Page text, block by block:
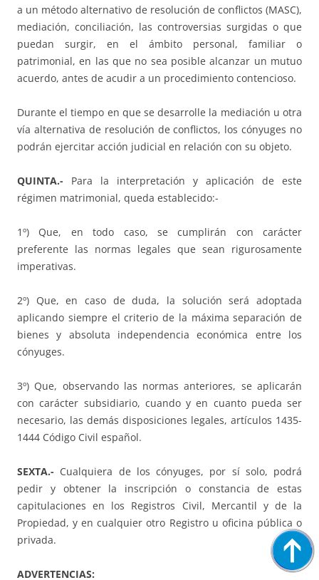
a un método alternativo de resolución de conflictos (MASC),
mediación, conciliación, las controversias surgidas o que
puedan surgir, en el ámbito personal, familiar o
patrimonial, en las que no sea posible alcanzar un mutuo
acuerdo, antes de acudir a un procedimiento contencioso.
Durante el tiempo en que se desarrolle la mediación u otra
vía alternativa de resolución de conflictos, los cónyuges no
podrán ejercitar acción judicial en relación con su objeto.
QUINTA.- Para la interpretación y aplicación de este
régimen matrimonial, queda establecido:-
1º) Que, en todo caso, se cumplirán con carácter
preferente las normas legales que sean rigurosamente
imperativas.
2º) Que, en caso de duda, la solución será adoptada
aplicando siempre el criterio de la máxima separación de
bienes y absoluta independencia económica entre los
cónyuges.
3º) Que, observando las normas anteriores, se aplicarán
con carácter subsidiario, cuando y en cuanto pueda ser
necesario, las demás disposiciones legales, artículos 1435-
1444 Código Civil español.
SEXTA.- Cualquiera de los cónyuges, por sí solo, podrá
pedir y obtener la inscripción o constancia de estas
capitulaciones en los Registros Civil, Mercantil y de la
Propiedad, y en cualquier otro Registro u oficina pública o
privada.
ADVERTENCIAS: